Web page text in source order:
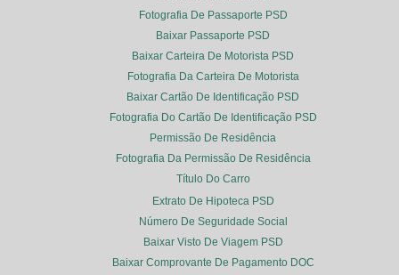
Fotografia De Passaporte PSD
Baixar Passaporte PSD
Baixar Carteira De Motorista PSD
Fotografia Da Carteira De Motorista
Baixar Cartão De Identificação PSD
Fotografia Do Cartão De Identificação PSD
Permissão De Residência
Fotografia Da Permissão De Residência
Título Do Carro
Extrato De Hipoteca PSD
Número De Seguridade Social
Baixar Visto De Viagem PSD
Baixar Comprovante De Pagamento DOC